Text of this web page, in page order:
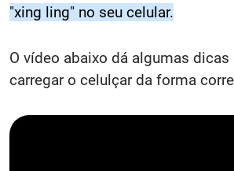
"xing ling" no seu celular.
O vídeo abaixo dá algumas
carregar o celulçar da forma